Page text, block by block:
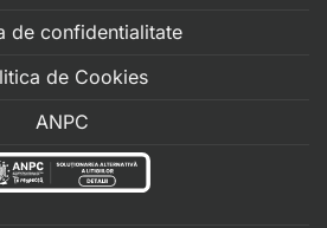
de confidentialitate
de Cookies
ANPC